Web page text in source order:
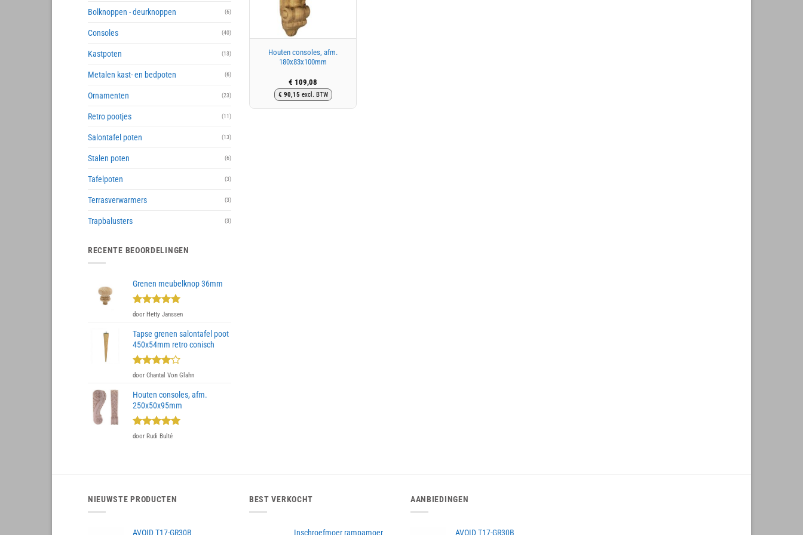
Bolknoppen - deurknoppen (6)
Consoles (40)
Kastpoten (13)
Metalen kast- en bedpoten (6)
Ornamenten (23)
Retro pootjes (11)
Salontafel poten (13)
Stalen poten (6)
Tafelpoten (3)
Terrasverwarmers (3)
Trapbalusters (3)
RECENTE BEOORDELINGEN
Grenen meubelknop 36mm
Gewaardeerd
door Hetty Janssen
Tapse grenen salontafel poot
450x54mm retro conisch
Gewaardeerd
door Chantal Von Glahn
Houten consoles, afm.
250x50x95mm
Gewaardeerd
door Rudi Bulté
Houten consoles, afm.
180x83x100mm
€ 109,08
€ 90,15 excl. BTW
NIEUWSTE PRODUCTEN
AVOID T17-GR30B
BEST VERKOCHT
Inschroefmoer rampamoer
AANBIEDINGEN
AVOID T17-GR30B